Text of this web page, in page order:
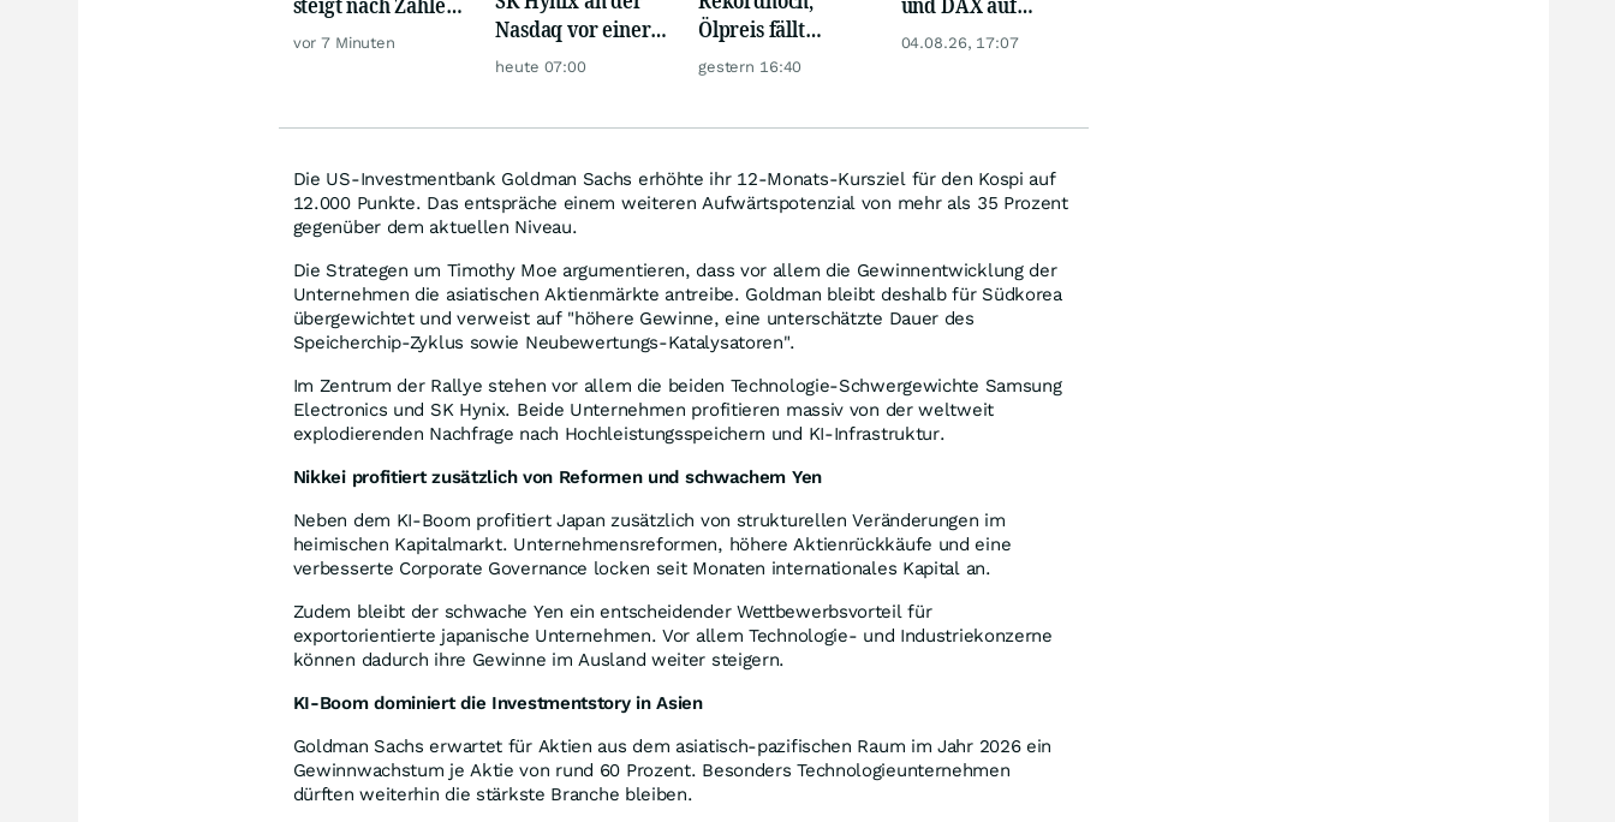
von Rheinmetall,
vor 7 Minuten
Nasdaq vor einer
Verdopplung
heute 07:00
Ölpreis fällt
weiter, Gold legt
gestern 16:40
Rekord, Gold zieht
04.08.26, 17:07
Die US-Investmentbank Goldman Sachs erhöhte ihr 12-Monats-Kursziel für den Kospi auf
12.000 Punkte. Das entspräche einem weiteren Aufwärtspotenzial von mehr als 35 Prozent
gegenüber dem aktuellen Niveau.
Die Strategen um Timothy Moe argumentieren, dass vor allem die Gewinnentwicklung der
Unternehmen die asiatischen Aktienmärkte antreibe. Goldman bleibt deshalb für Südkorea
übergewichtet und verweist auf "höhere Gewinne, eine unterschätzte Dauer des
Speicherchip-Zyklus sowie Neubewertungs-Katalysatoren".
Im Zentrum der Rallye stehen vor allem die beiden Technologie-Schwergewichte Samsung
Electronics und SK Hynix. Beide Unternehmen profitieren massiv von der weltweit
explodierenden Nachfrage nach Hochleistungsspeichern und KI-Infrastruktur.
Nikkei profitiert zusätzlich von Reformen und schwachem Yen
Neben dem KI-Boom profitiert Japan zusätzlich von strukturellen Veränderungen im
heimischen Kapitalmarkt. Unternehmensreformen, höhere Aktienrückkäufe und eine
verbesserte Corporate Governance locken seit Monaten internationales Kapital an.
Zudem bleibt der schwache Yen ein entscheidender Wettbewerbsvorteil für
exportorientierte japanische Unternehmen. Vor allem Technologie- und Industriekonzerne
können dadurch ihre Gewinne im Ausland weiter steigern.
KI-Boom dominiert die Investmentstory in Asien
Goldman Sachs erwartet für Aktien aus dem asiatisch-pazifischen Raum im Jahr 2026 ein
Gewinnwachstum je Aktie von rund 60 Prozent. Besonders Technologieunternehmen
dürften weiterhin die stärkste Branche bleiben.